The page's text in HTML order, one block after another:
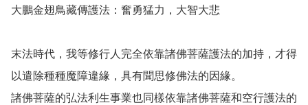
大鵬金翅鳥藏傳護法：奮勇猛力，大智大悲
末法時代，我等修行人完全依靠諸佛菩薩護法的加持，才得
以遣除種種魔障違緣，具有聞思修佛法的因緣。
諸佛菩薩的弘法利生事業也同樣依靠諸佛菩薩和空行護法的